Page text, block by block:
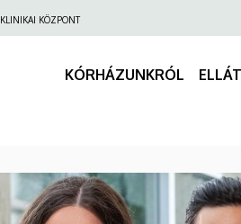
KLINIKAI KÖZPONT
KÓRHÁZUNKRÓL